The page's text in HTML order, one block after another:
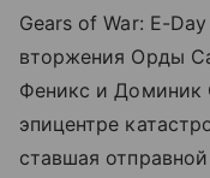
Gears of War: E-
вторжения Орды
Феникс и Доминик
эпицентре
ставшая